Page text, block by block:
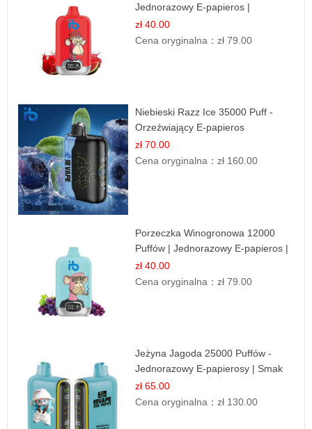
Jednorazowy E-papieros |
Deserowy Smak
zł 40.00
Cena oryginalna：zł 79.00
Niebieski Razz Ice 35000 Puff -
Orzeźwiający E-papieros
Jednorazowy | IBVAPE
zł 70.00
Cena oryginalna：zł 160.00
Porzeczka Winogronowa 12000
Puffów | Jednorazowy E-papieros |
Owocowy Miks
zł 40.00
Cena oryginalna：zł 79.00
Jeżyna Jagoda 25000 Puffów -
Jednorazowy E-papierosy | Smak
Leśnych Owoców
zł 65.00
Cena oryginalna：zł 130.00